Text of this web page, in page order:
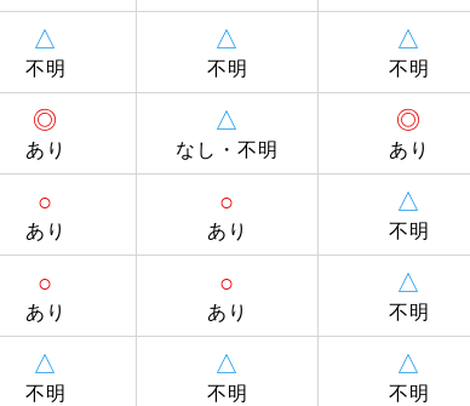
△
不明
△
不明
△
不明
◎
あり
△
なし・不明
◎
あり
○
あり
○
あり
△
不明
○
あり
○
あり
△
不明
△
不明
△
不明
△
不明